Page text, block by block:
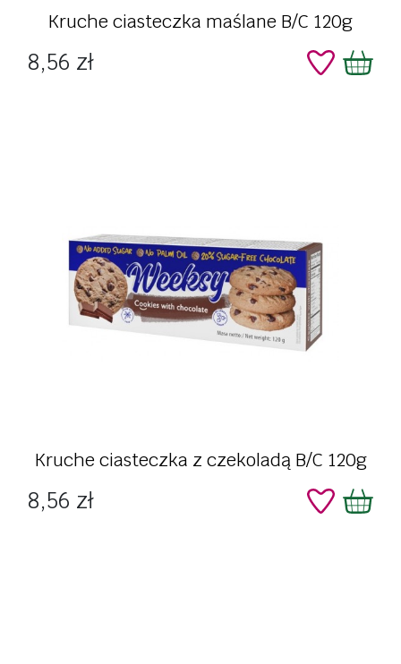
Kruche ciasteczka maślane B/C 120g
Cena
8,56 zł
Kruche ciasteczka z czekoladą B/C 120g
Cena
8,56 zł